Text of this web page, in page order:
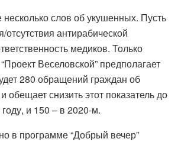
несколько слов об укушенных. Пусть
антирабической
медиков. Только
Веселовской” предполагает
280 обращений граждан об
обещает снизить этот показатель до
и 150 – в 2020-м.
в программе “Добрый вечер”